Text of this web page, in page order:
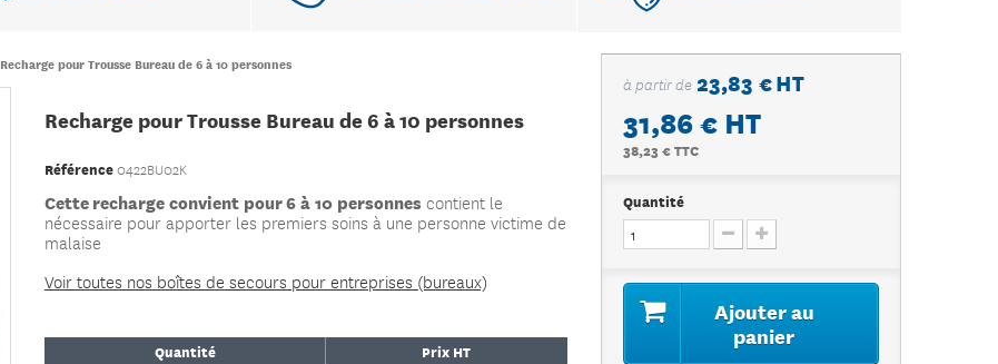
Recharge pour Trousse Bureau de 6 à 10 personnes
Recharge pour Trousse Bureau de 6 à 10 personnes
Référence0422BU02K
Cette recharge convient pour 6 à 10 personnes contient le
nécessaire pour apporter les premiers soins à une personne victime de
malaise
Voir toutes nos boîtes de secours pour entreprises (bureaux)
Quantité Prix HT
à partir de 23,83 € HT
31,86 €HT
38,23 € TTC
Quantité
Ajouter au
panier